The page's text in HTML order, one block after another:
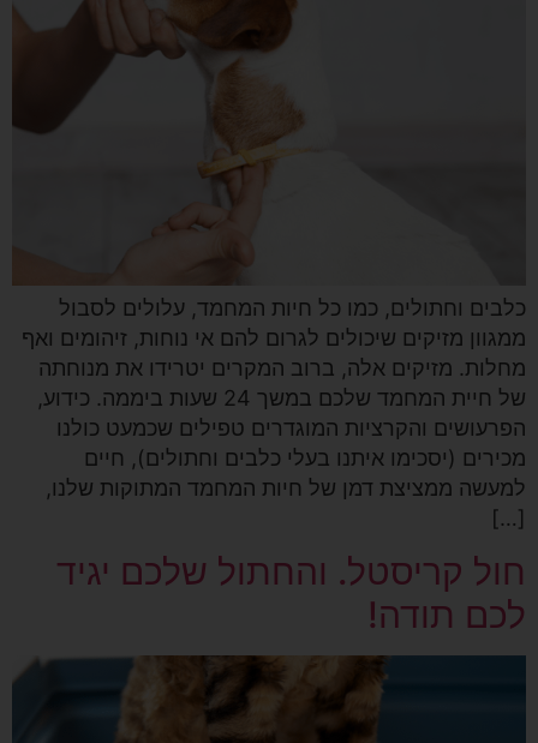
כלבים וחתולים, כמו כל חיות המחמד, עלולים לסבול
ממגוון מזיקים שיכולים לגרום להם אי נוחות, זיהומים ואף
מחלות. מזיקים אלה, ברוב המקרים יטרידו את מנוחתה
של חיית המחמד שלכם במשך 24 שעות ביממה. כידוע,
הפרעושים והקרציות המוגדרים טפילים שכמעט כולנו
מכירים (יסכימו איתנו בעלי כלבים וחתולים), חיים
למעשה ממציצת דמן של חיות המחמד המתוקות שלנו,
[…]
חול קריסטל. והחתול שלכם יגיד
לכם תודה!